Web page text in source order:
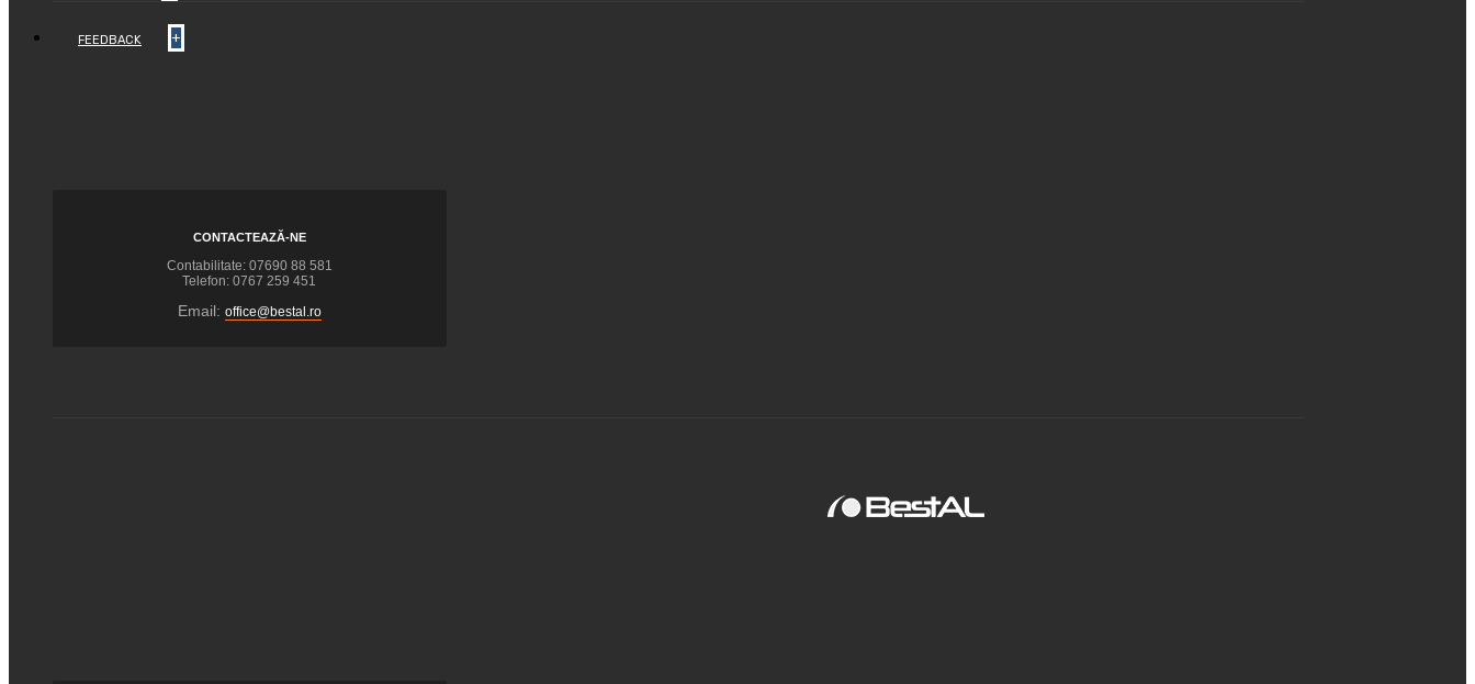
FEEDBACK +
CONTACTEAZĂ-NE
Contabilitate: 07690 88 581
Telefon: 0767 259 451
Email: office@bestal.ro